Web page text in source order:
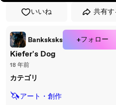
いいね 共有す
Banksksks +フォロー
Kiefer's Dog
18 年前
カテゴリ
🦄アート・創作